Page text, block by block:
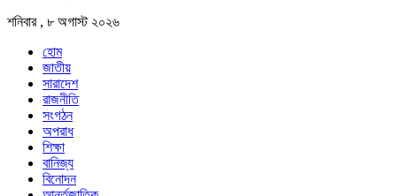
শনিবার , ৮ অগাস্ট ২০২৬
হোম
জাতীয়
সারাদেশ
রাজনীতি
সংগঠন
অপরাধ
শিক্ষা
বানিজ্য
বিনোদন